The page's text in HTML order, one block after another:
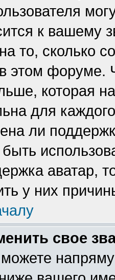
к вашему
то, сколько
этом форуме.
которая
для
ли
быть
аватар,
у них
свое